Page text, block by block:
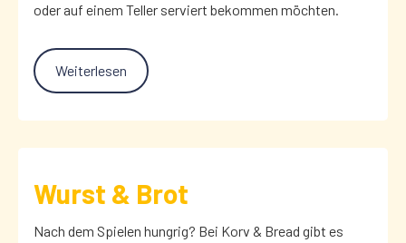
oder auf einem Teller serviert bekommen möchten.
Weiterlesen
Wurst & Brot
Nach dem Spielen hungrig? Bei Korv & Bread gibt es